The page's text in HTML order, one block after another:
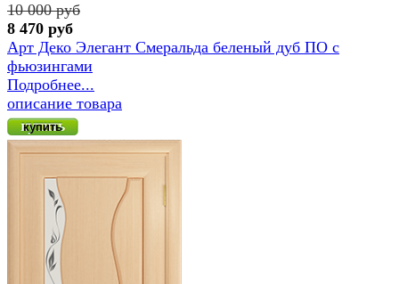
10 000 руб
8 470 руб
Арт Деко Элегант Смеральда беленый дуб ПО с
фьюзингами
Подробнее...
описание товара